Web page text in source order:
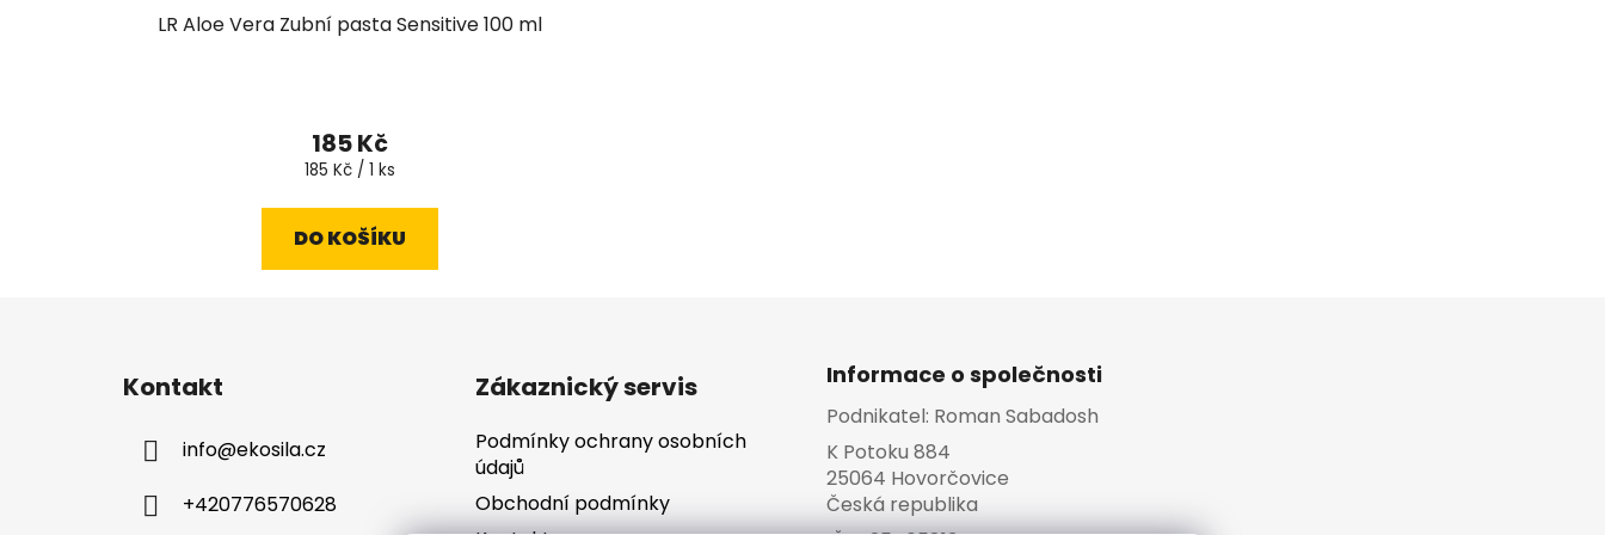
LR Aloe Vera Zubní pasta Sensitive 100 ml
185 Kč
Měrná
185 Kč / 1 ks
DO KOŠÍKU
Kontakt
info@ekosila.cz
+420776570628
Zákaznický servis
Podmínky ochrany osobních
údajů
Obchodní podmínky
Informace o společnosti
Podnikatel: Roman Sabadosh
K Potoku 884
25064 Hovorčovice
Česká republika